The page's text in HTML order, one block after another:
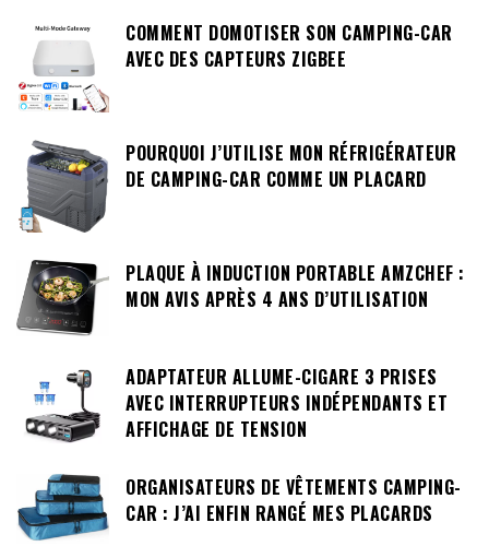
COMMENT DOMOTISER SON CAMPING-CAR
AVEC DES CAPTEURS ZIGBEE
POURQUOI J’UTILISE MON RÉFRIGÉRATEUR
DE CAMPING-CAR COMME UN PLACARD
PLAQUE À INDUCTION PORTABLE AMZCHEF :
MON AVIS APRÈS 4 ANS D’UTILISATION
ADAPTATEUR ALLUME-CIGARE 3 PRISES
AVEC INTERRUPTEURS INDÉPENDANTS ET
AFFICHAGE DE TENSION
ORGANISATEURS DE VÊTEMENTS CAMPING-
CAR : J’AI ENFIN RANGÉ MES PLACARDS